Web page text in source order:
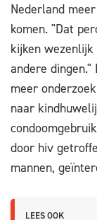
Nederland
komen. "Dat
kijken
andere
meer
naar
door hiv
mannen,
LEES OOK